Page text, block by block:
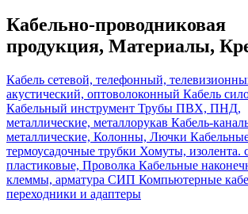
Кабельно-проводниковая
продукция, Материалы,
Кабель сетевой, телефонный,
акустический, оптоволоконный Кабель
Кабельный инструмент Трубы ПВХ, ПНД,
металлические, металлорукав Кабель-
металлические, Колонны, Лючки
термоусадочные трубки Хомуты, изолента.
пластиковые, Проволка Кабельные
клеммы, арматура СИП Компьютерные
переходники и адаптеры